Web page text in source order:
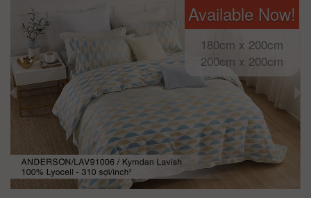
Available Now!
180cm x 200cm
200cm x 200cm